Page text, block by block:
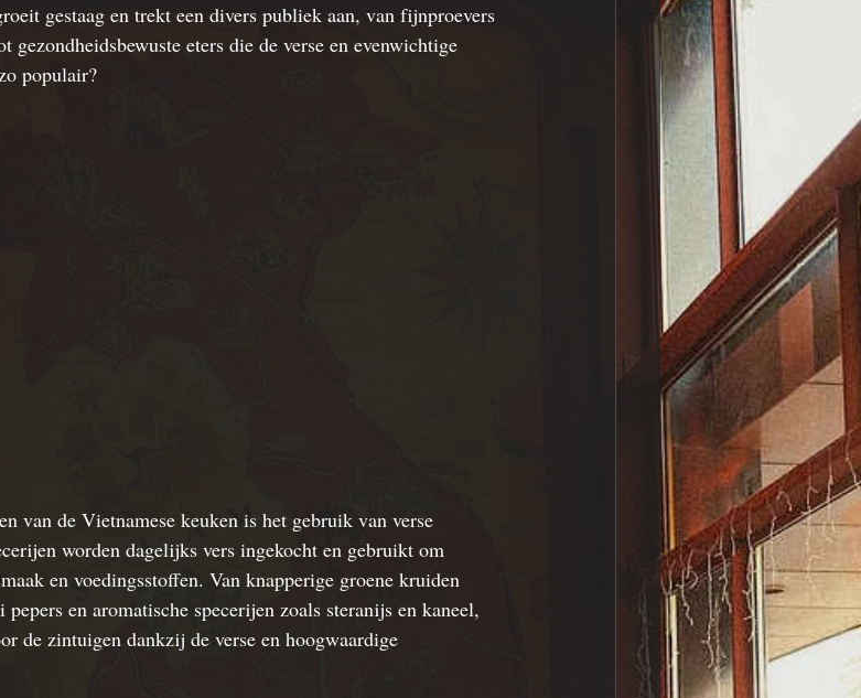
gestaag en trekt een divers publiek aan, van fijnproevers
eters die de verse en evenwichtige
populair?
van de Vietnamese keuken is het gebruik van verse
worden dagelijks vers ingekocht en gebruikt om
en voedingsstoffen. Van knapperige groene kruiden
en aromatische specerijen zoals steranijs en kaneel,
de zintuigen dankzij de verse en hoogwaardige